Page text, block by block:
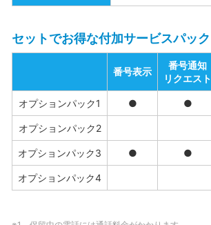
セットでお得な付加サービスパック
番号表示
番号通知
リクエスト
オプションパック1 ● ●
オプションパック2
オプションパック3 ● ●
オプションパック4